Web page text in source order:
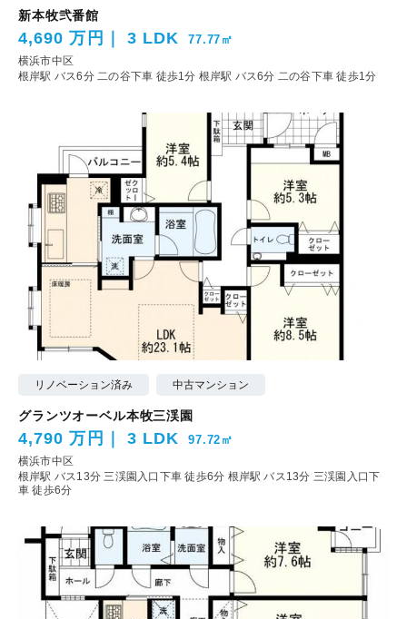
新本牧弐番館
4,690 万円 3 LDK 77.77㎡
横浜市中区
根岸駅 バス6分 二の谷下車 徒歩1分 根岸駅 バス6分 二の谷下車 徒歩1分
リノベーション済み 中古マンション
グランツオーベル本牧三渓園
4,790 万円 3 LDK 97.72㎡
横浜市中区
根岸駅 バス13分 三渓園入口下車 徒歩6分 根岸駅 バス13分 三渓園入口下
車 徒歩6分